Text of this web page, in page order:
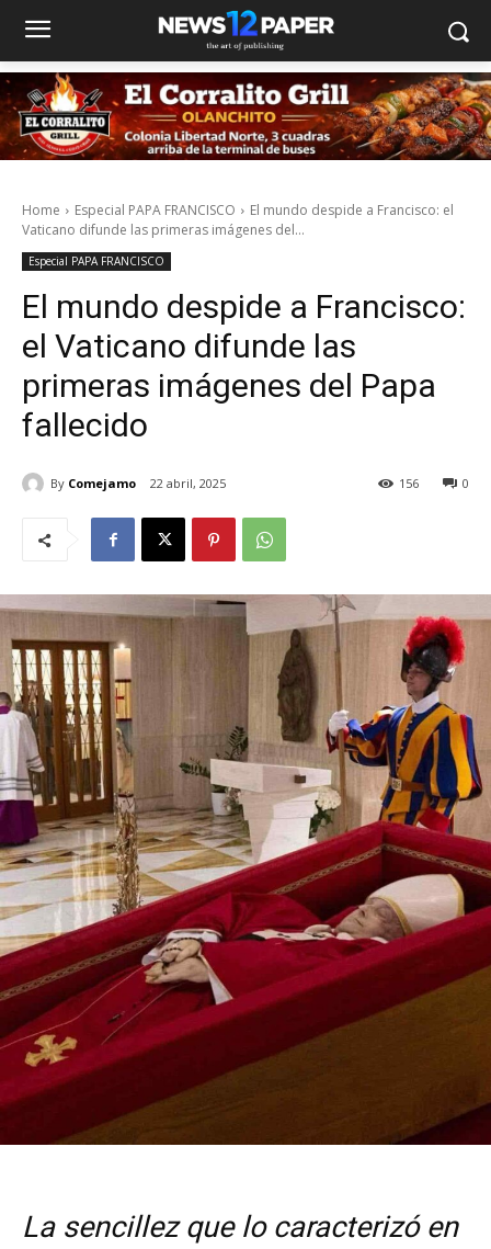
Home Especial PAPA FRANCISCO
El mundo despide a Francisco: el
Vaticano difunde las primeras imágenes del...
Especial PAPA FRANCISCO
El mundo despide a Francisco:
el Vaticano difunde las
primeras imágenes del Papa
fallecido
By Comejamo 22 abril, 2025 0
156
La sencillez que lo caracterizó en